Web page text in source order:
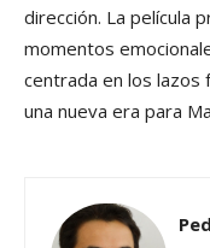
dirección. La película
momentos
centrada en los lazos
una nueva era para